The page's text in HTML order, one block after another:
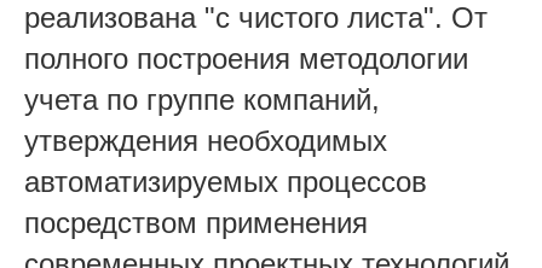
реализована "с чистого листа". От
полного построения методологии
учета по группе компаний,
утверждения необходимых
автоматизируемых процессов
посредством применения